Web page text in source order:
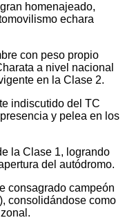
homenajeado,
echara
con peso propio
a nivel nacional
en la Clase 2.
indiscutido del TC
y pelea en los
la Clase 1, logrando
del autódromo.
consagrado campeón
consolidándose como